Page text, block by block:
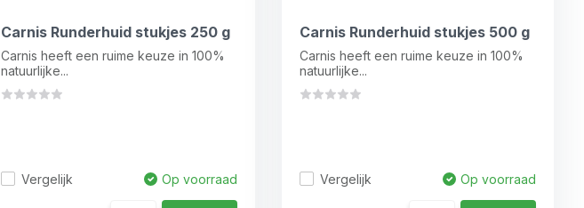
Carnis Runderhuid stukjes 250 g
Carnis heeft een ruime keuze in 100%
natuurlijke...
Vergelijk Op voorraad
Carnis Runderhuid stukjes 500 g
Carnis heeft een ruime keuze in 100%
natuurlijke...
Vergelijk Op voorraad